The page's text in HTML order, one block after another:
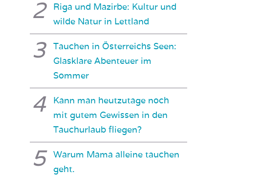
Riga und Mazirbe: Kultur und
wilde Natur in Lettland
Tauchen in Österreichs Seen:
Glasklare Abenteuer im
Sommer
Kann man heutzutage noch
mit gutem Gewissen in den
Tauchurlaub fliegen?
Warum Mama alleine tauchen
geht.